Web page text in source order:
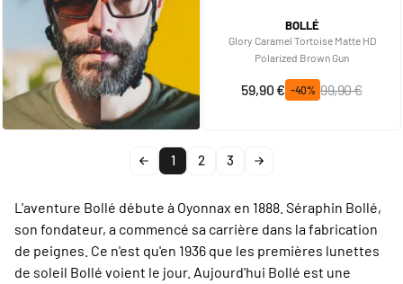
BOLLÉ
Glory Caramel Tortoise Matte HD
Polarized Brown Gun
Prix spécial
59,90 € -40%
Prix normal
99,90 €
1 2 3
L'aventure Bollé débute à Oyonnax en 1888. Séraphin Bollé,
son fondateur, a commencé sa carrière dans la fabrication
de peignes. Ce n'est qu'en 1936 que les premières lunettes
de soleil Bollé voient le jour. Aujourd'hui Bollé est une